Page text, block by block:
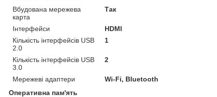
Вбудована мережева
карта
Так
Інтерфейси
HDMI
Кількість інтерфейсів USB
2.0
1
Кількість інтерфейсів USB
3.0
2
Мережеві адаптери
Wi-Fi, Bluetooth
Оперативна пам'ять